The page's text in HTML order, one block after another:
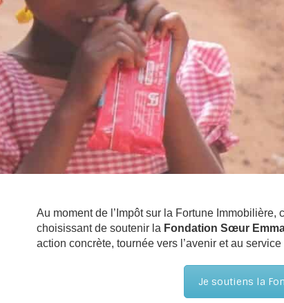
Au moment de l’Impôt sur la Fortune
choisissant de soutenir la Fondation Sœur
action concrète, tournée vers l’avenir et au
Je soutiens la